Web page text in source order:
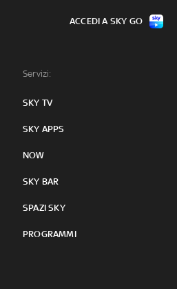
Servizi:
SKY TV
SKY APPS
NOW
SKY BAR
SPAZI SKY
PROGRAMMI
ACCEDI A SKY GO